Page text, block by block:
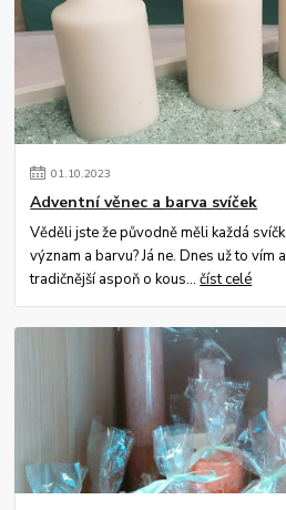
01.10.2023
Adventní věnec a barva svíček
Věděli jste že původně měli každá
význam a barvu? Já ne. Dnes už to vím
tradičnější aspoň o kous...číst celé